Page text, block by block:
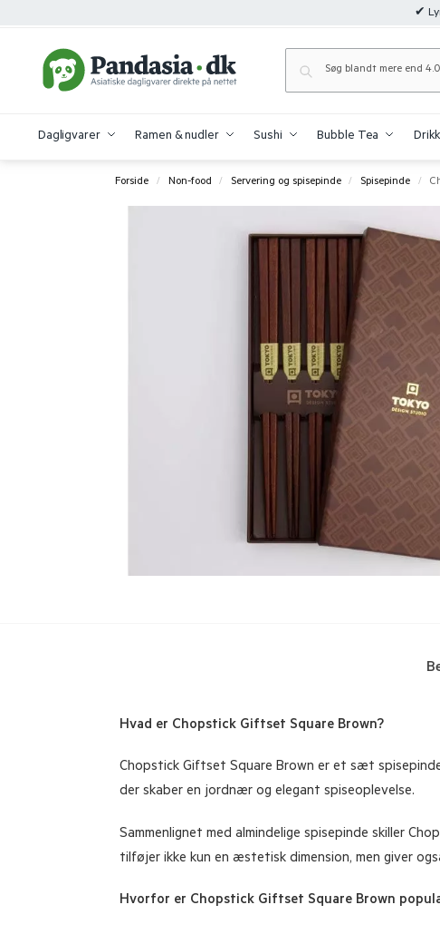
✔
Dagligvarer Ramen & nudler Sushi Bubble Tea
Forside / Non-food / Servering og spisepinde / Spisepinde /
Hvad er Chopstick Giftset Square Brown?
Chopstick Giftset Square Brown er et sæt
der skaber en jordnær og elegant spiseoplevelse.
Sammenlignet med almindelige spisepinde skiller
tilføjer ikke kun en æstetisk dimension, men giver
Hvorfor er Chopstick Giftset Square Brown